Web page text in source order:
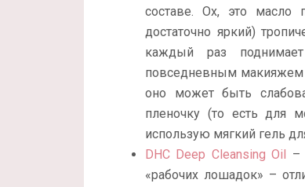
составе. Ох, это масло
достаточно яркий)
каждый раз
повседневным макияжем
оно может быть
пленочку (то есть для
использую мягкий гель
DHC Deep Cleansing Oil
–
«рабочих лошадок» –